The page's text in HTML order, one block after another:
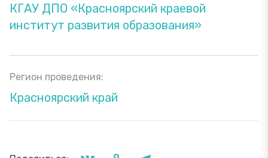
КГАУ ДПО «Красноярский краевой
институт развития образования»
Регион проведения:
Красноярский край